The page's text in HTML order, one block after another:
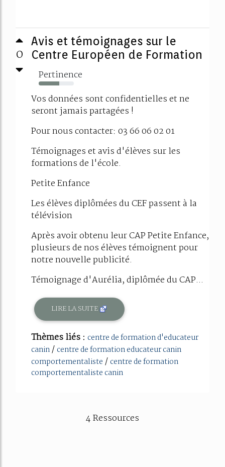
0
Avis et témoignages sur le
Centre Européen de Formation
Pertinence
59%
Vos données sont confidentielles et ne
seront jamais partagées !
Pour nous contacter: 03 66 06 02 01
Témoignages et avis d'élèves sur les
formations de l'école.
Petite Enfance
Les élèves diplômées du CEF passent à la
télévision
Après avoir obtenu leur CAP Petite Enfance,
plusieurs de nos élèves témoignent pour
notre nouvelle publicité.
Témoignage d'Aurélia, diplômée du CAP...
LIRE LA SUITE
Thèmes liés : centre de formation d'educateur
canin/ centre de formation educateur canin
comportementaliste / centre de formation
comportementaliste canin
4 Ressources